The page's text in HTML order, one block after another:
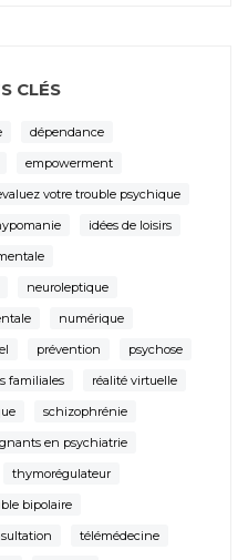
CLÉS
dépendance
empowerment
votre trouble psychique
idées de loisirs
neuroleptique
numérique
prévention
psychose
familiales
réalité virtuelle
schizophrénie
en psychiatrie
thymorégulateur
bipolaire
télémédecine